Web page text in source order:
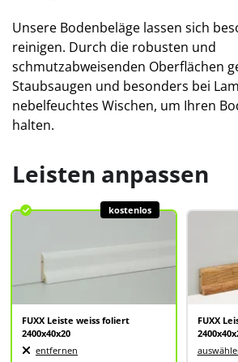
Unsere Bodenbeläge lassen sich
reinigen. Durch die robusten und
schmutzabweisenden Oberflächen
Staubsaugen und besonders bei
nebelfeuchtes Wischen, um Ihren
halten.
Leisten anpassen
FUXX Leiste weiss foliert
2400x40x20
entfernen
kostenlos
FUXX